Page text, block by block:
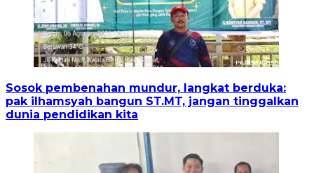
Sosok pembenahan mundur, langkat berduka:
pak ilhamsyah bangun ST.MT, jangan tinggalkan
dunia pendidikan kita